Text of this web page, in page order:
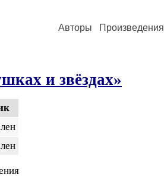
Авторы Произведения
и звёздах»